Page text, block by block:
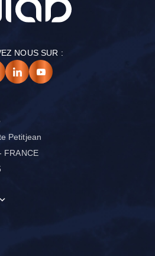
NOUS SUR :
Petitjean
FRANCE